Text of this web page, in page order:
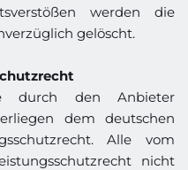
werden die
gelöscht.
durch den Anbieter
dem deutschen
Alle vom
nicht